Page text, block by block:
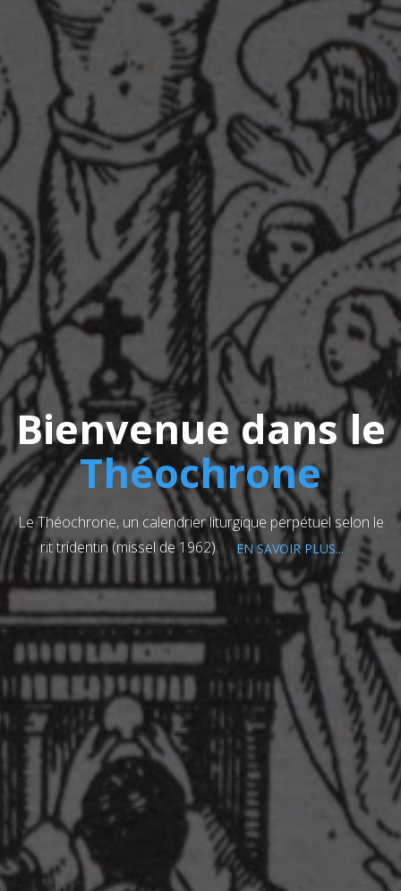
Bienvenue dans le
Théochrone
Le Théochrone, un calendrier liturgique perpétuel selon le
rit tridentin (missel de 1962).
EN SAVOIR PLUS...